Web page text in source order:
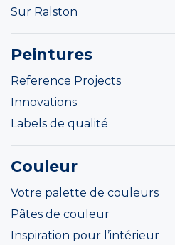
Sur Ralston
Peintures
Reference Projects
Innovations
Labels de qualité
Couleur
Votre palette de couleurs
Pâtes de couleur
Inspiration pour l’intérieur